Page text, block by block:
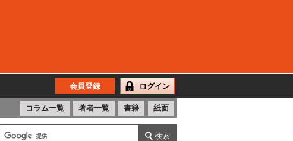
会員登録 ログイン
コラム一覧 著者一覧 書籍 紙面